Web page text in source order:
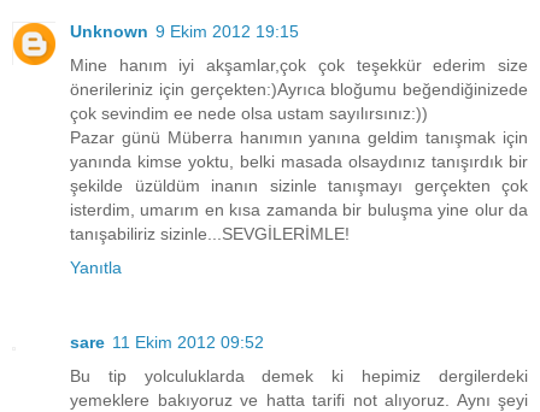
Unknown 9 Ekim 2012 19:15
Mine hanım iyi akşamlar,çok çok teşekkür ederim size
önerileriniz için gerçekten:)Ayrıca bloğumu beğendiğinizede
çok sevindim ee nede olsa ustam sayılırsınız:))
Pazar günü Müberra hanımın yanına geldim tanışmak için
yanında kimse yoktu, belki masada olsaydınız tanışırdık bir
şekilde üzüldüm inanın sizinle tanışmayı gerçekten çok
isterdim, umarım en kısa zamanda bir buluşma yine olur da
tanışabiliriz sizinle...SEVGİLERİMLE!
Yanıtla
sare 11 Ekim 2012 09:52
Bu tip yolculuklarda demek ki hepimiz dergilerdeki
yemeklere bakıyoruz ve hatta tarifi not alıyoruz. Aynı şeyi